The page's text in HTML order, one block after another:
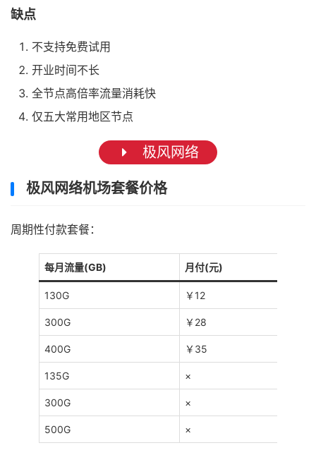
缺点
不支持免费试用
开业时间不长
全节点高倍率流量消耗快
仅五大常用地区节点
极风网络
极风网络机场套餐价格
周期性付款套餐：
每月流量(GB) 月付(元)
130G ￥12
300G ￥28
400G ￥35
135G ×
300G ×
500G ×